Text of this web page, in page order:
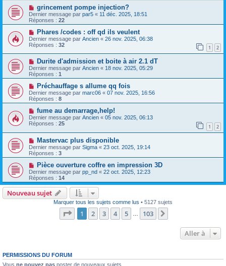
grincement pompe injection?
Dernier message par par5 « 11 déc. 2025, 18:51
Réponses : 22
Phares /codes : off qd ils veulent
Dernier message par Ancien « 26 nov. 2025, 06:38
Réponses : 32 1 2
Durite d'admission et boite à air 2.1 dT
Dernier message par Ancien « 18 nov. 2025, 05:29
Réponses : 1
Préchauffage s allume qq fois
Dernier message par marc06 « 07 nov. 2025, 16:56
Réponses : 8
fume au demarrage,help!
Dernier message par Ancien « 05 nov. 2025, 06:13
Réponses : 25 1 2
Mastervac plus disponible
Dernier message par Sigma « 23 oct. 2025, 19:14
Réponses : 3
Pièce ouverture coffre en impression 3D
Dernier message par pp_nd « 22 oct. 2025, 12:23
Réponses : 14
Nouveau sujet
Marquer tous les sujets comme lus • 5127 sujets
Page 1sur103
1 2 3 4 5 103
Aller à
PERMISSIONS DU FORUM
Vous ne pouvez pas poster de nouveaux sujets